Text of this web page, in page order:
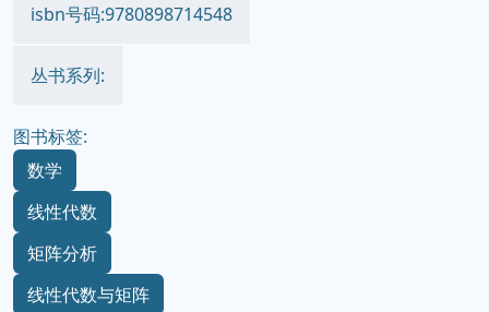
isbn号码:9780898714548
丛书系列:
图书标签:
数学
线性代数
矩阵分析
线性代数与矩阵